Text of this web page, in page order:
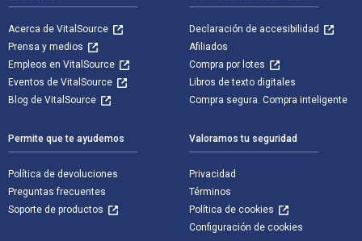
Acerca de VitalSource
Prensa y medios
Empleos en VitalSource
Eventos de VitalSource
Blog de VitalSource
Declaración de accesibilidad
Afiliados
Compra por lotes
Libros de texto digitales
Compra segura. Compra inteligente
Permite que te ayudemos
Política de devoluciones
Preguntas frecuentes
Soporte de productos
Valoramos tu seguridad
Privacidad
Términos
Política de cookies
Configuración de cookies